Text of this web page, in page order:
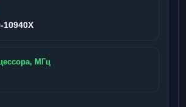
10940X
МГц